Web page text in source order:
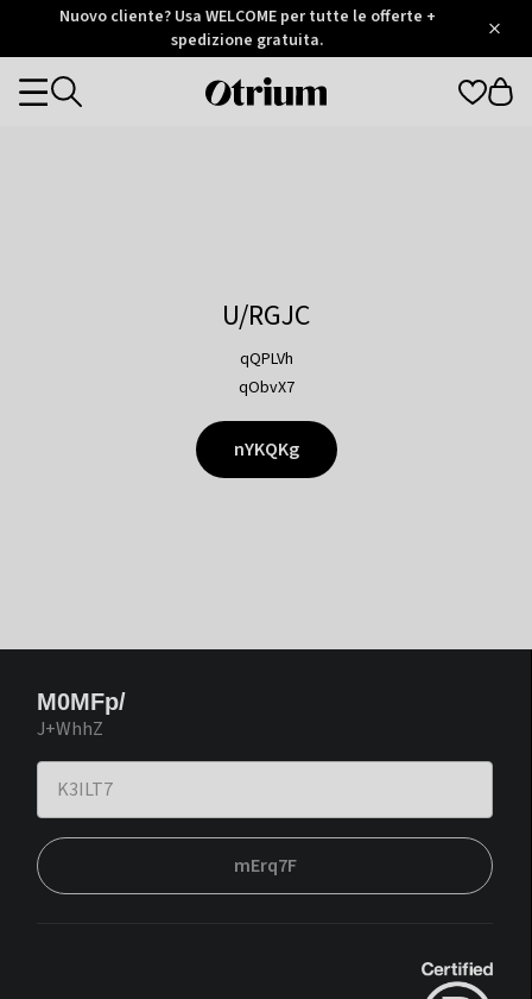
Otrium
Trustpilot
Nuovo cliente? Usa WELCOME per tutte le offerte +
spedizione gratuita.
Otrium
Categories
U/RGJC
qQPLVh
qObvX7
nYKQKg
M0MFp/
J+WhhZ
mErq7F